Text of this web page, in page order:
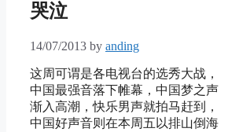
哭泣
14/07/2013 by anding
这周可谓是各电视台的选秀大战，
中国最强音落下帷幕，中国梦之声
渐入高潮，快乐男声就拍马赶到，
中国好声音则在本周五以排山倒海